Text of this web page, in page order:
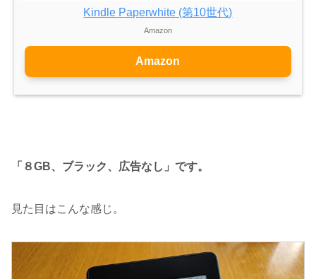
Kindle Paperwhite (第10世代)
Amazon
Amazon
「８GB、ブラック、広告なし」です。
見た目はこんな感じ。